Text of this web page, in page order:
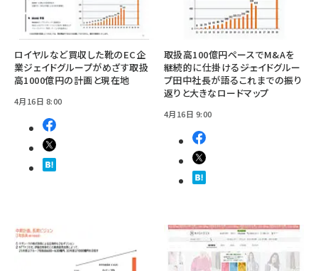
ロイヤルなど買収した靴のEC企
業ジェイドグループがめざす取扱
高1000億円の計画と現在地
4月16日 8:00
取扱高100億円ペースでM&Aを
継続的に仕掛ける――ジェイドグルー
プ田中社長が語るこれまでの振り
返りと大きなロードマップ
4月16日 9:00